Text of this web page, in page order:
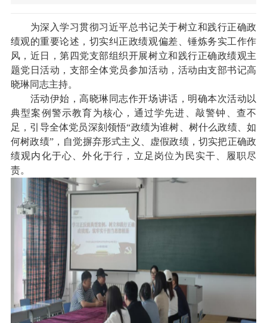
为深入学习贯彻习近平总书记关于树立和践行正确政
绩观的重要论述，切实纠正政绩观偏差、锤炼务实工作作
风，近日，第四党支部组织开展树立和践行正确政绩观主
题党日活动，支部全体党员参加活动，活动由支部书记高
晓琳同志主持。
活动伊始，高晓琳同志作开场讲话，明确本次活动以
典型案例警示教育为核心，通过学先进、敲警钟、查不
足，引导全体党员深刻领悟“政绩为谁树、树什么政绩、如
何树政绩”，自觉摒弃形式主义、虚假政绩，切实把正确政
绩观内化于心、外化于行，立足岗位为民实干、履职尽
责。